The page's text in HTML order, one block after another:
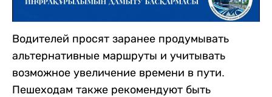
Водителей просят заранее продумывать
альтернативные маршруты и учитывать
возможное увеличение времени в пути.
Пешеходам также рекомендуют быть